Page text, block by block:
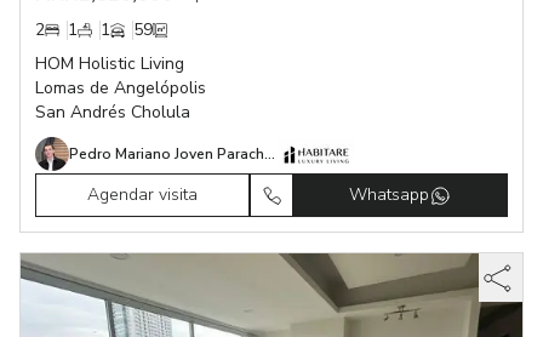
2
1 1
59
HOM Holistic Living
Lomas de Angelópolis
San Andrés Cholula
Pedro Mariano Joven Parachini
Agendar visita Whatsapp